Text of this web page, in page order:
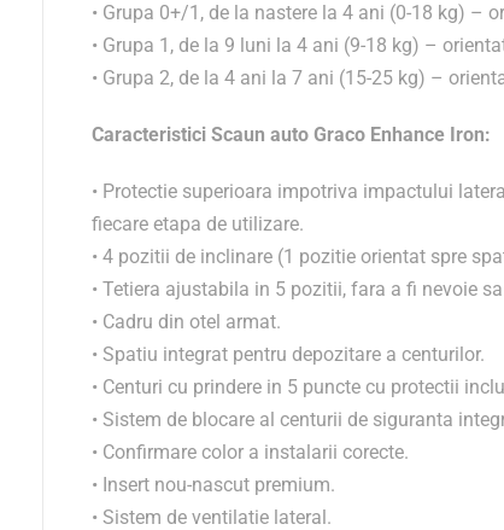
• Grupa 0+/1, de la nastere la 4 ani (0-18 kg) –
• Grupa 1, de la 9 luni la 4 ani (9-18 kg) –
• Grupa 2, de la 4 ani la 7 ani (15-25 kg) –
Caracteristici Scaun auto Graco Enhance Iron:
• Protectie superioara impotriva impactului
fiecare etapa de utilizare.
• 4 pozitii de inclinare (1 pozitie orientat spre
• Tetiera ajustabila in 5 pozitii, fara a fi nevoie
• Cadru din otel armat.
• Spatiu integrat pentru depozitare a centurilor.
• Centuri cu prindere in 5 puncte cu protectii
• Sistem de blocare al centurii de siguranta
• Confirmare color a instalarii corecte.
• Insert nou-nascut premium.
• Sistem de ventilatie lateral.